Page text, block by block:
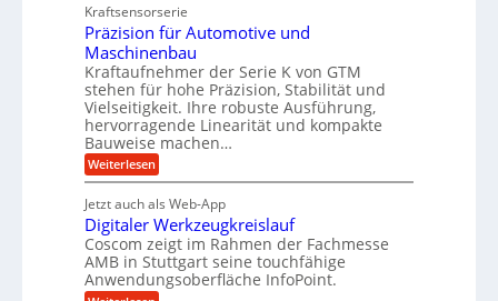
c
i
n
d
e
t
r
i
e
b
e
f
ü
r
r
n
d
A
u
f
t
r
a
g
s
e
i
n
l
o
s
e
,
w
e
n
i
g
e
r
S
t
h
n
s
t
a
n
g
e
n
g
e
t
r
i
e
b
e
f
ü
Kraftsensorserie
Präzision für Automotive und
Maschinenbau
Kraftaufnehmer der Serie K von GTM
stehen für hohe Präzision, Stabilität und
Vielseitigkeit. Ihre robuste Ausführung,
hervorragende Linearität und kompakte
Bauweise machen…
Weiterlesen:
P
ä
z
i
s
i
o
Jetzt auch als Web-App
Digitaler Werkzeugkreislauf
Coscom zeigt im Rahmen der Fachmesse
AMB in Stuttgart seine touchfähige
Anwendungsoberfläche InfoPoint.